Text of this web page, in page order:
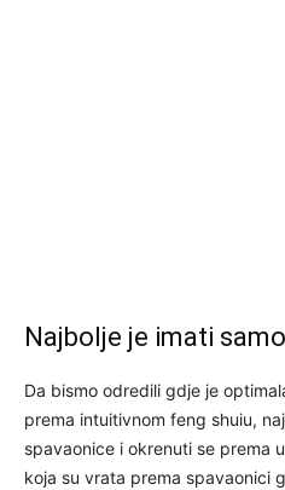
Najbolje je imati
Da bismo odredili gdje je
prema intuitivnom feng shuiu,
spavaonice i okrenuti se prema
koja su vrata prema spavaonici